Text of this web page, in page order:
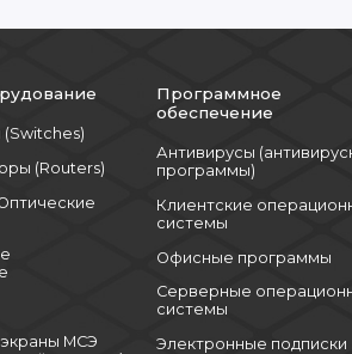
(Routers)
МСЭ
Программное
обеспечение
Антивирусы
программы)
Клиентские
системы
Офисные программы
Серверные
системы
Электронные подписки